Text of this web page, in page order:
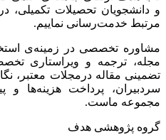
و دانشجویان تحصیلات
مرتبط خدمت‌رسانی نماییم.
مشاوره تخصصی در زمینه‌ی
مجله، ترجمه و ویراستاری
تضمینی مقاله درمجلات معتبر،
سردبیران، پرداخت هزینه‌ها و
مجموعه ماست.
گروه پژوهشی هدف